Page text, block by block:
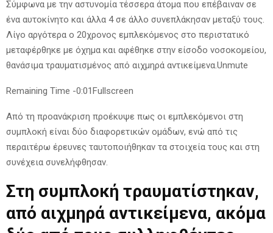
Σύμφωνα με την αστυνομία τέσσερα άτομα που επέβαιναν σε
ένα αυτοκίνητο και άλλα 4 σε άλλο συνεπλάκησαν μεταξύ τους.
Λίγο αργότερα ο 20χρονος εμπλεκόμενος στο περιστατικό
μεταφέρθηκε με όχημα και αφέθηκε στην είσοδο νοσοκομείου,
θανάσιμα τραυματισμένος από αιχμηρά αντικείμενα.Unmute
Remaining Time -0:01Fullscreen
Από τη προανάκριση προέκυψε πως οι εμπλεκόμενοι στη
συμπλοκή είναι δύο διαφορετικών ομάδων, ενώ από τις
περαιτέρω έρευνες ταυτοποιήθηκαν τα στοιχεία τους και στη
συνέχεια συνελήφθησαν.
Στη συμπλοκή τραυματίστηκαν,
από αιχμηρά αντικείμενα, ακόμα